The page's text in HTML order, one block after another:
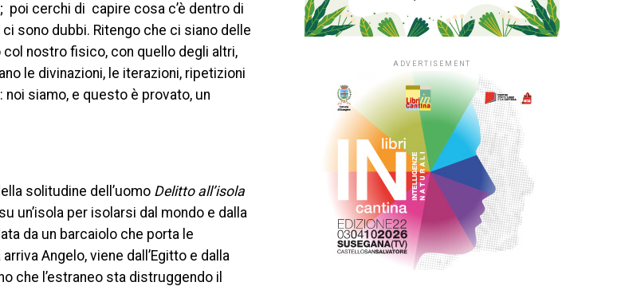
cerchi di capire cosa c’è dentro di
sono dubbi. Ritengo che ci siano delle
nostro fisico, con quello degli altri,
le divinazioni, le iterazioni, ripetizioni
siamo, e questo è provato, un
solitudine dell’uomo Delitto all’isola
un’isola per isolarsi dal mondo e dalla
da un barcaiolo che porta le
Angelo, viene dall’Egitto e dalla
che l’estraneo sta distruggendo il
ADVERTISEMENT